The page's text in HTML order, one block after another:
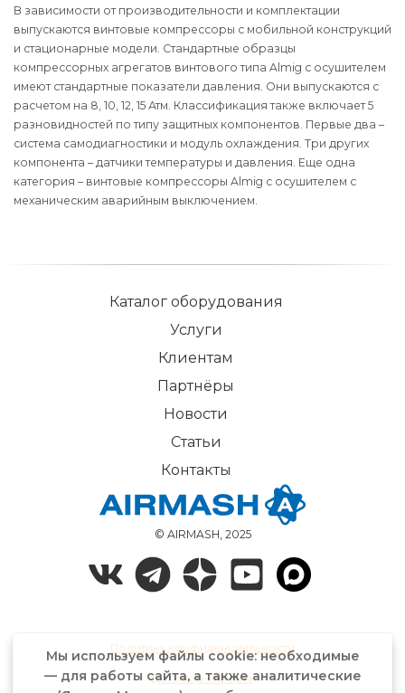
В зависимости от производительности и комплектации
выпускаются винтовые компрессоры с мобильной конструкций
и стационарные модели. Стандартные образцы
компрессорных агрегатов винтового типа Almig с осушителем
имеют стандартные показатели давления. Они выпускаются с
расчетом на 8, 10, 12, 15 Атм. Классификация также включает 5
разновидностей по типу защитных компонентов. Первые два –
система самодиагностики и модуль охлаждения. Три других
компонента – датчики температуры и давления. Еще одна
категория – винтовые компрессоры Almig с осушителем с
механическим аварийным выключением.
© AIRMASH, 2025
Каталог оборудования
Услуги
Клиентам
Партнёры
Новости
Статьи
Контакты
Политика конфиденциальности
Договор-оферта
Мы используем файлы cookie: необходимые
— для работы сайта, а также аналитические